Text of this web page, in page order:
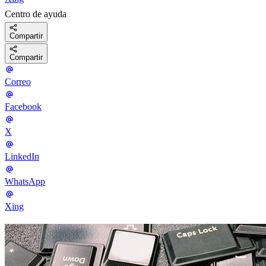
Centro de ayuda
Compartir
Compartir
Correo
Facebook
X
LinkedIn
WhatsApp
Xing